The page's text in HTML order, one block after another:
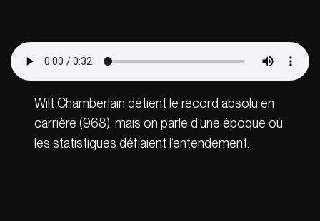
Wilt Chamberlain détient le record absolu en
carrière (968), mais on parle d’une époque où
les statistiques défiaient l’entendement.